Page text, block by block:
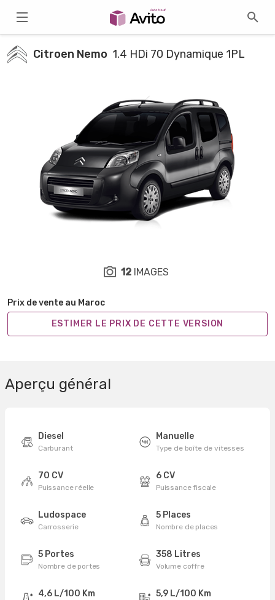
Citroen Nemo 1.4 HDi 70 Dynamique 1PL
Prix de vente au Maroc
ESTIMER LE PRIX DE CETTE VERSION
12 IMAGES
Aperçu général
Diesel
Carburant
Manuelle
Type de boîte de vitesses
70 CV
Puissance réelle
6 CV
Puissance fiscale
Ludospace
Carrosserie
5 Places
Nombre de places
5 Portes
Nombre de portes
358 Litres
Volume coffre
4,6 L/100 Km 5,9 L/100 Km